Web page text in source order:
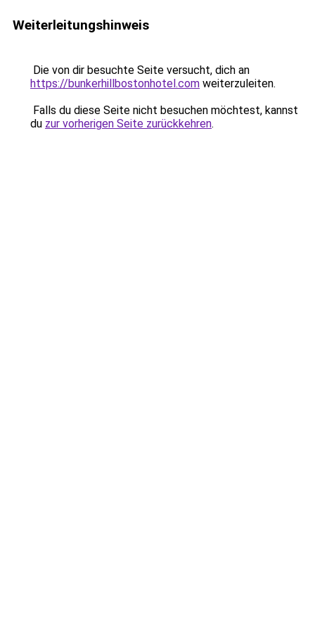
Weiterleitungshinweis
Die von dir besuchte Seite versucht, dich an
https://bunkerhillbostonhotel.com weiterzuleiten.
Falls du diese Seite nicht besuchen möchtest, kannst
du zur vorherigen Seite zurückkehren.